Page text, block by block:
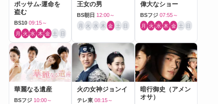
ポッサム-運命を
盗む
BS10 09:15～
月 火 水 木 金 土 日
王女の男
BS朝日 12:00～
月 火 水 木 金 土 日
偉大なショー
BSフジ 07:55～
月 火 水 木 金 土 日
華麗なる遺産
BSフジ 10:00～
火の女神ジョンイ
テレ東 08:15～
暗行御史（アメン
オサ）